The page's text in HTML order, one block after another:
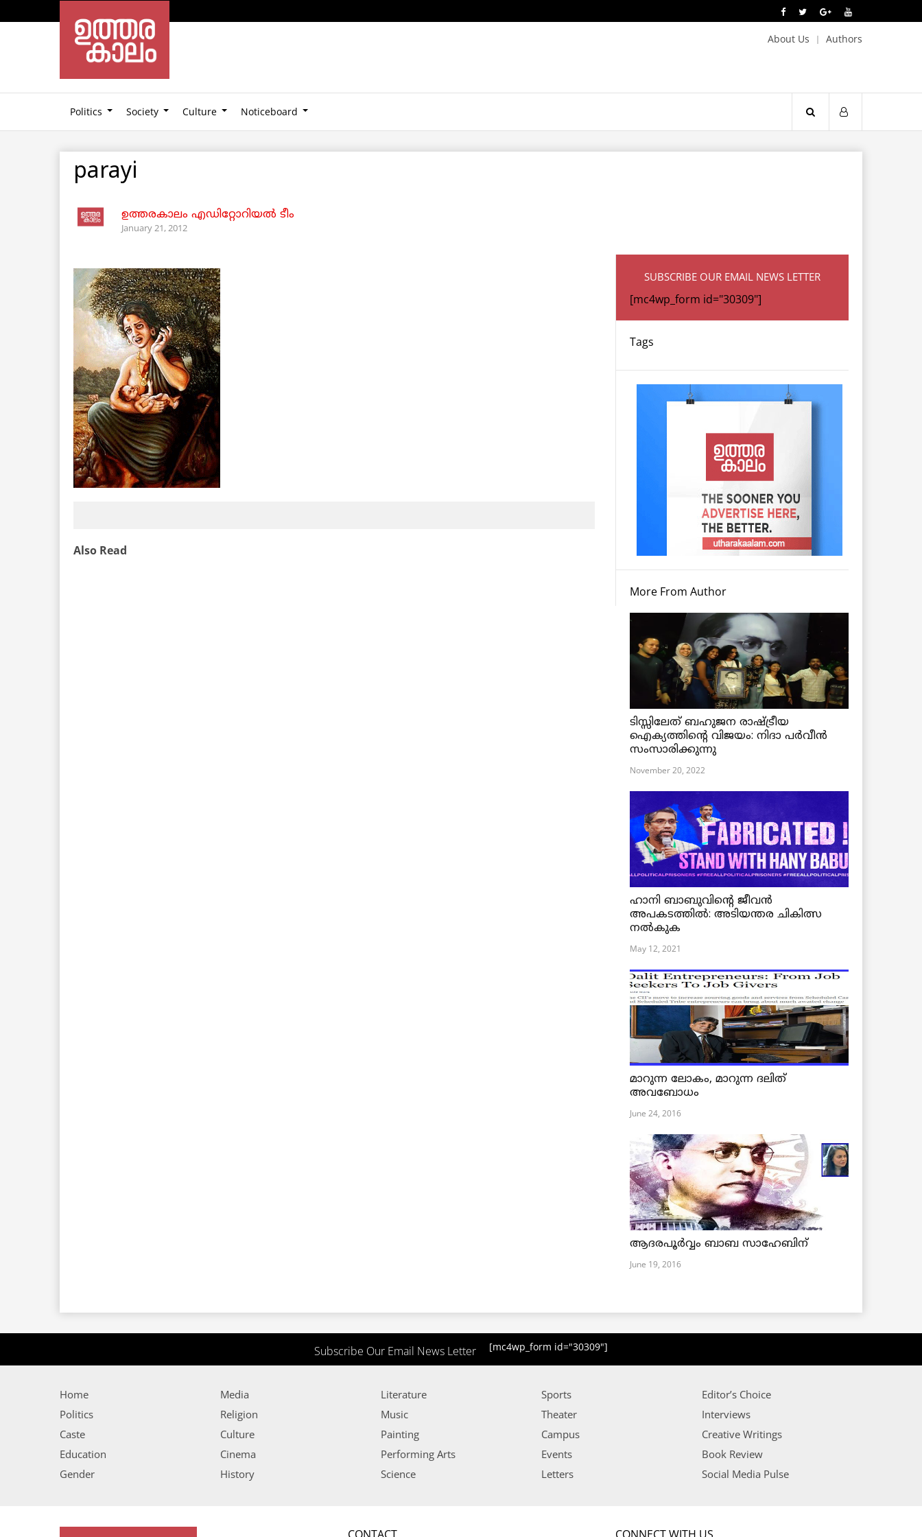
About Us Authors
Politics Society Culture Noticeboard
parayi
ഉത്തരകാലം എഡിറ്റോറിയല്‍ ടീം
January 21, 2012
Also Read
SUBSCRIBE OUR EMAIL NEWS LETTER
[mc4wp_form id="30309"]
Tags
More From Author
ടിസ്സിലേത് ബഹുജന രാഷ്ട്രീയ
ഐക്യത്തിന്റെ വിജയം: നിദാ പർവീൻ
സംസാരിക്കുന്നു
November 20, 2022
ഹാനി ബാബുവിന്റെ ജീവൻ
അപകടത്തിൽ: അടിയന്തര ചികിത്സ
നൽകുക
May 12, 2021
മാറുന്ന ലോകം, മാറുന്ന ദലിത്
അവബോധം
June 24, 2016
ആദരപൂര്‍വ്വം ബാബ സാഹേബിന്
June 19, 2016
Subscribe Our Email News Letter [mc4wp_form id="30309"]
Home
Politics
Caste
Education
Gender
Media
Religion
Culture
Cinema
History
Literature
Music
Painting
Performing Arts
Science
Sports
Theater
Campus
Events
Letters
Editor’s Choice
Interviews
Creative Writings
Book Review
Social Media Pulse